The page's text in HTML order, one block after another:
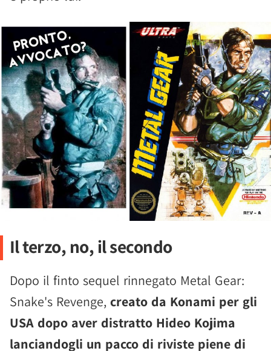
Il terzo, no, il secondo
Dopo il finto sequel rinnegato Metal Gear:
Snake's Revenge, creato da Konami per gli
USA dopo aver distratto Hideo Kojima
lanciandogli un pacco di riviste piene di